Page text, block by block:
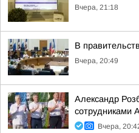
Вчера, 21:18
В
Вчера, 20:49
Александр
сотрудниками
Вчера,